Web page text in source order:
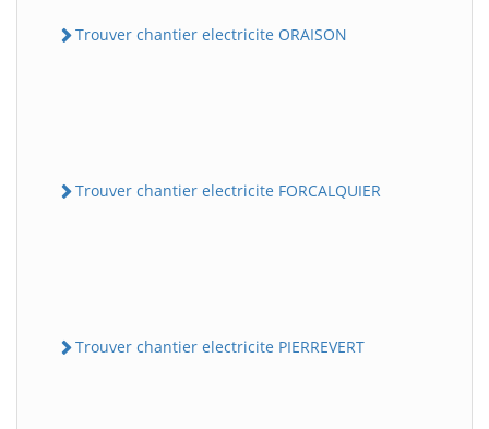
Trouver chantier electricite ORAISON
Trouver chantier electricite FORCALQUIER
Trouver chantier electricite PIERREVERT